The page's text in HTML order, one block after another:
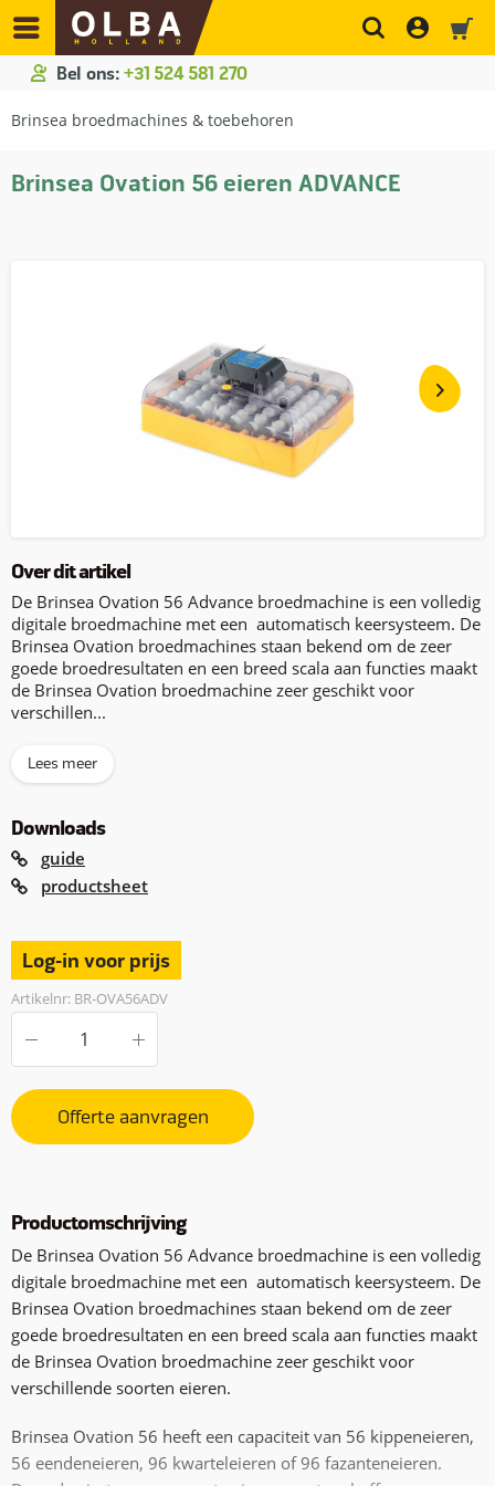
Bel ons: +31 524 581 270
Brinsea broedmachines & toebehoren
Brinsea Ovation 56 eieren ADVANCE
Over dit artikel
De Brinsea Ovation 56 Advance broedmachine is een volledig
digitale broedmachine met een automatisch keersysteem. De
Brinsea Ovation broedmachines staan bekend om de zeer
goede broedresultaten en een breed scala aan functies maakt
de Brinsea Ovation broedmachine zeer geschikt voor
verschillen...
Lees meer
Downloads
guide
productsheet
Log-in voor prijs
Artikelnr: BR-OVA56ADV
Offerte aanvragen
Productomschrijving
De Brinsea Ovation 56 Advance broedmachine is een volledig
digitale broedmachine met een automatisch keersysteem. De
Brinsea Ovation broedmachines staan bekend om de zeer
goede broedresultaten en een breed scala aan functies maakt
de Brinsea Ovation broedmachine zeer geschikt voor
verschillende soorten eieren.
Brinsea Ovation 56 heeft een capaciteit van 56 kippeneieren,
56 eendeneieren, 96 kwarteleieren of 96 fazanteneieren.